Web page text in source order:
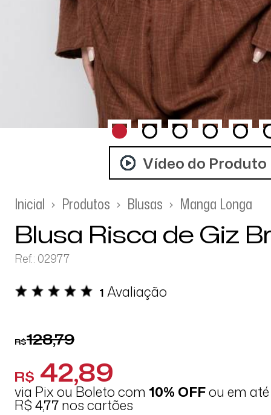
Vídeo do Produto
Inicial
Produtos Blusas Manga Longa
Blusa Risca de Giz
Ref.: 02977
1 Avaliação
R$128,79
R$ 42,89
via Pix ou Boleto com 10% OFFou em
R$4,77nos cartões